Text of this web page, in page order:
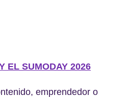
EL SUMODAY 2026
emprendedor o